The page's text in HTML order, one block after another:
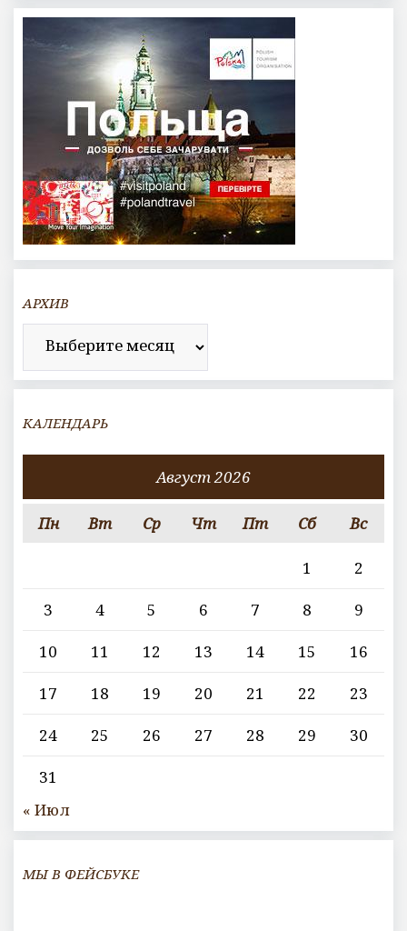
АРХИВ
Архив
КАЛЕНДАРЬ
Август 2026
Пн Вт Ср Чт Пт Сб Вс
1
2
3
4 5 6 7 8
9
10
11 12 13 14 15
16
17
18 19 20 21 22
23
24
25 26 27 28 29
30
31
« Июл
МЫ В ФЕЙСБУКЕ